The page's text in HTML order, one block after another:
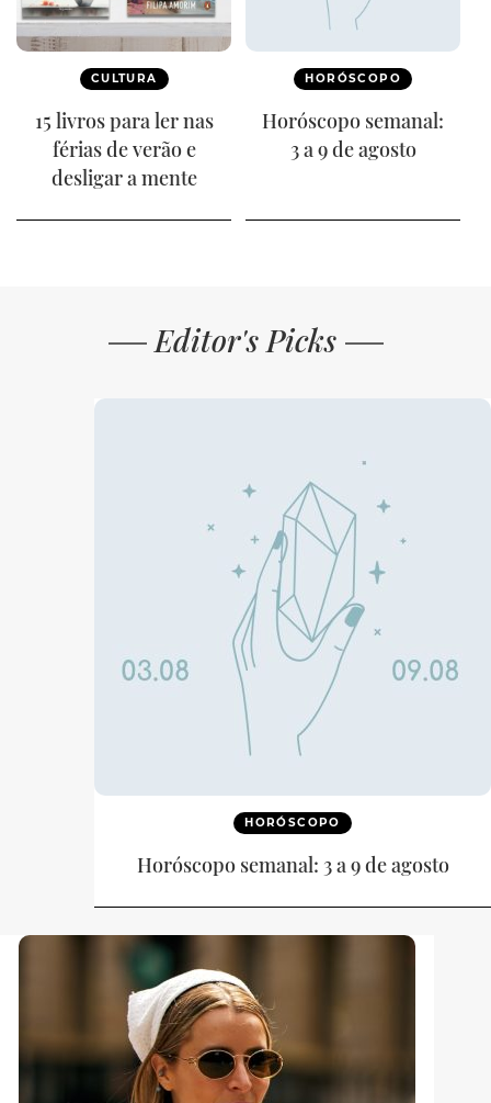
CULTURA
15 livros para ler nas
férias de verão e
desligar a mente
HORÓSCOPO
Horóscopo semanal:
3 a 9 de agosto
Editor's Picks
HORÓSCOPO
Horóscopo semanal: 3 a 9 de agosto